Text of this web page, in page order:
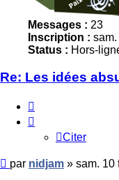
Messages : 23
Inscription :
Status : Hors-
Re: Les idées
Citer
Message
non
par nidjam » sam. 10